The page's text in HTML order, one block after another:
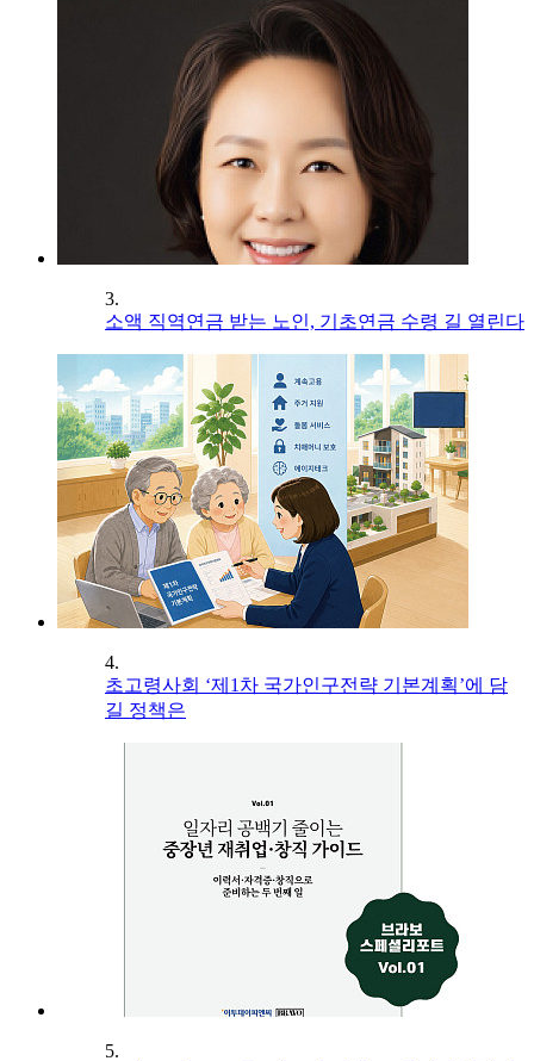
3.
소액 직역연금 받는 노인, 기초연금 수령 길 열린다
4.
초고령사회 ‘제1차 국가인구전략 기본계획’에 담
길 정책은
5.